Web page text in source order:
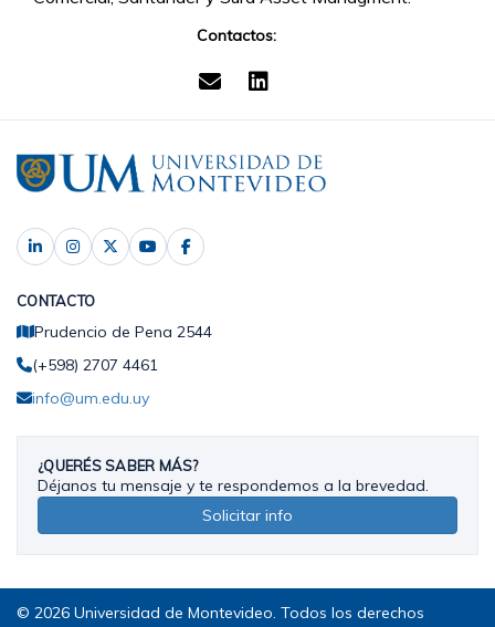
Contactos:
CONTACTO
Prudencio de Pena 2544
(+598) 2707 4461
info@um.edu.uy
¿QUERÉS SABER MÁS?
Déjanos tu mensaje y te respondemos a la brevedad.
Solicitar info
© 2026 Universidad de Montevideo. Todos los derechos